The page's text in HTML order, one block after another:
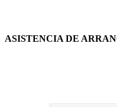
ASISTENCIA DE